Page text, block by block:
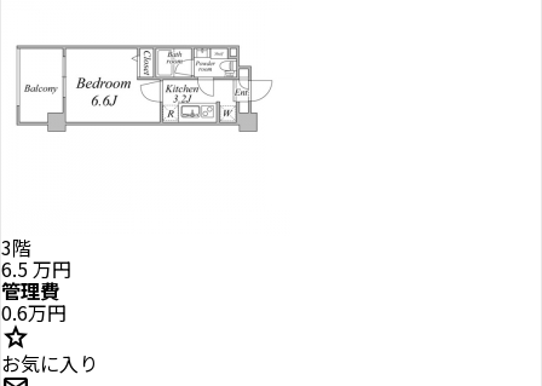
3階
6.5万円
管理費
0.6万円
star
お気に入り